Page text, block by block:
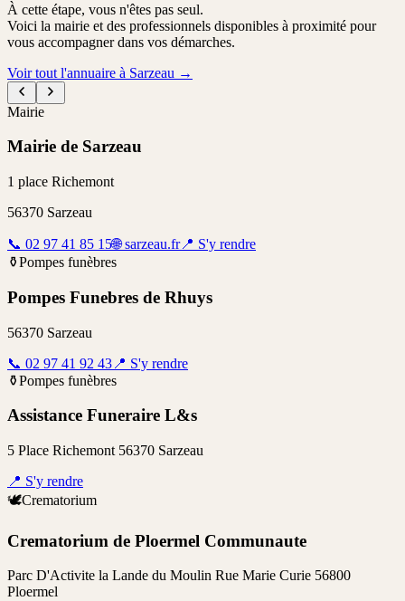
À cette étape, vous n'êtes pas seul.
Voici la mairie et des professionnels disponibles à proximité pour
vous accompagner dans vos démarches.
Voir tout l'annuaire à Sarzeau →
Mairie
Mairie de Sarzeau
1 place Richemont
56370 Sarzeau
📞 02 97 41 85 15🌐 sarzeau.fr📍 S'y rendre
⚱️Pompes funèbres
Pompes Funebres de Rhuys
56370 Sarzeau
📞 02 97 41 92 43 📍 S'y rendre
⚱️Pompes funèbres
Assistance Funeraire L&s
5 Place Richemont 56370 Sarzeau
📍 S'y rendre
🕊️Crematorium
Crematorium de Ploermel Communaute
Parc D'Activite la Lande du Moulin Rue Marie Curie 56800
Ploermel